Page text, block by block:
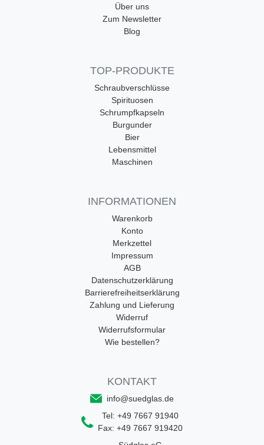
Über uns
Zum Newsletter
Blog
TOP-PRODUKTE
Schraubverschlüsse
Spirituosen
Schrumpfkapseln
Burgunder
Bier
Lebensmittel
Maschinen
INFORMATIONEN
Warenkorb
Konto
Merkzettel
Impressum
AGB
Datenschutzerklärung
Barrierefreiheitserklärung
Zahlung und Lieferung
Widerruf
Widerrufsformular
Wie bestellen?
KONTAKT
info@suedglas.de
Tel: +49 7667 91940
Fax: +49 7667 919420